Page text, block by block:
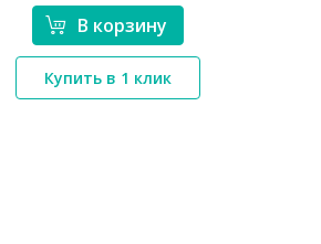
*}
В корзину
Купить в 1 клик